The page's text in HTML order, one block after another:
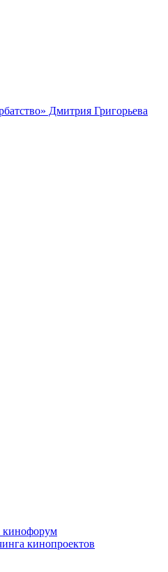
Дмитрия Григорьева
кинофорум
кинопроектов